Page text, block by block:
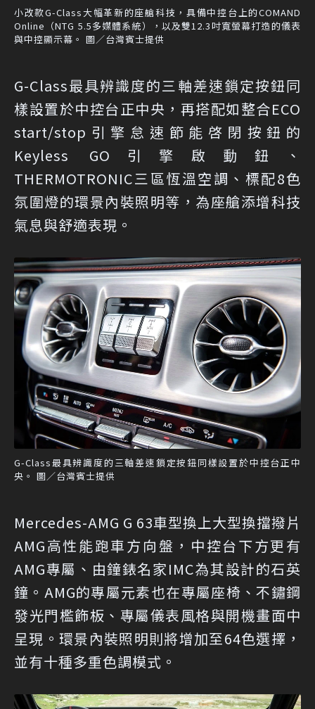
小改款G-Class大幅革新的座艙科技，具備中控台上的COMAND
Online（NTG 5.5多媒體系統），以及雙12.3吋寬螢幕打造的儀表
與中控顯示幕。 圖／台灣賓士提供
G-Class最具辨識度的三軸差速鎖定按鈕同
樣設置於中控台正中央，再搭配如整合ECO
start/stop引擎怠速節能啓閉按鈕的
Keyless GO引擎啟動鈕、
THERMOTRONIC三區恆溫空調、標配8色
氛圍燈的環景內裝照明等，為座艙添增科技
氣息與舒適表現。
G-Class最具辨識度的三軸差速鎖定按鈕同樣設置於中控台正中
央。 圖／台灣賓士提供
Mercedes-AMG G 63車型換上大型換擋撥片
AMG高性能跑車方向盤，中控台下方更有
AMG專屬、由鐘錶名家IMC為其設計的石英
鐘。AMG的專屬元素也在專屬座椅、不鏽鋼
發光門檻飾板、專屬儀表風格與開機畫面中
呈現。環景內裝照明則將增加至64色選擇，
並有十種多重色調模式。